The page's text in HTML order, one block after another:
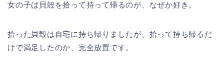
女の子は貝殻を拾って持って帰るのが、なぜか好き。
拾った貝殻は自宅に持ち帰りましたが、拾って持ち帰るだ
けで満足したのか、完全放置です。